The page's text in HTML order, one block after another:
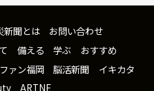
新聞とは
お問い合わせ
備える 学ぶ
おすすめ
ァン福岡 脳活新聞
イキカタ
ARTNE